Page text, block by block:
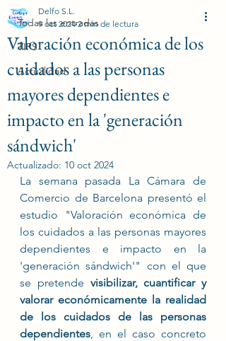
Todas las entradas
TIPS
Actualidad
Valoración económica de los
cuidados a las personas
mayores dependientes e
impacto en la 'generación
sándwich'
Delfo S.L.
9 oct 2024 2 min de lectura
Actualizado: 10 oct 2024
La semana pasada La Cámara de
Comercio de Barcelona presentó el
estudio "Valoración económica de
los cuidados a las personas mayores
dependientes e impacto en la
'generación sándwich'" con el que
se pretende visibilizar, cuantificar y
valorar económicamente la realidad
de los cuidados de las personas
dependientes, en el caso concreto